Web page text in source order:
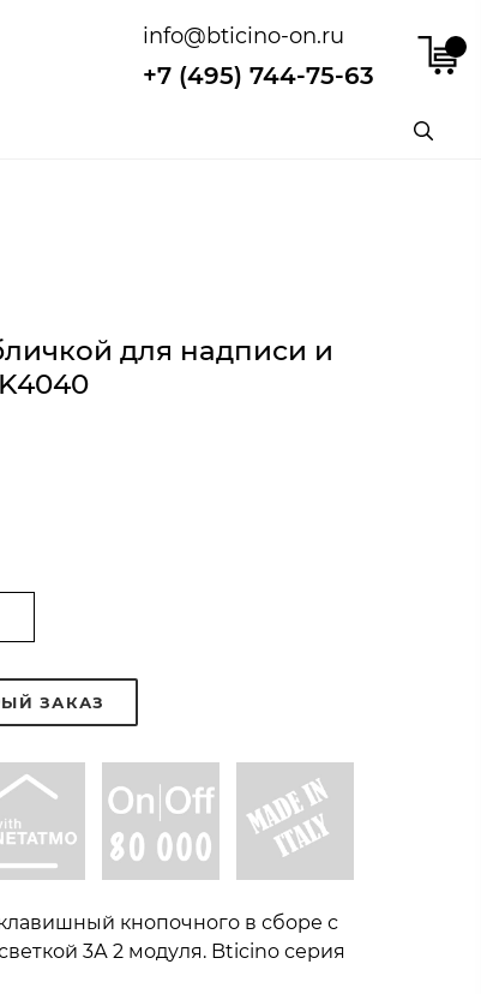
info@bticino-on.ru
+7 (495) 744-75-63
для надписи и
ЗАКАЗ
кнопочного в сборе с
3А 2 модуля. Bticino серия